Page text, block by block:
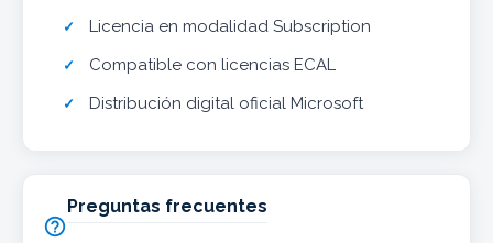
Licencia en modalidad Subscription
Compatible con licencias ECAL
Distribución digital oficial Microsoft

Preguntas frecuentes